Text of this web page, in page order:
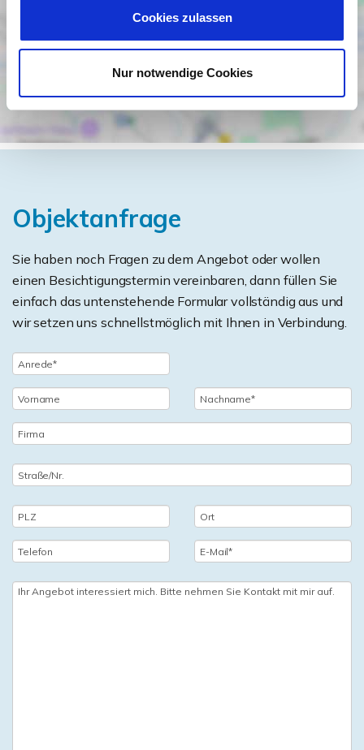
Cookies zulassen
Nur notwendige Cookies
Objektanfrage
Sie haben noch Fragen zu dem Angebot oder wollen
einen Besichtigungstermin vereinbaren, dann füllen Sie
einfach das untenstehende Formular vollständig aus und
wir setzen uns schnellstmöglich mit Ihnen in Verbindung.